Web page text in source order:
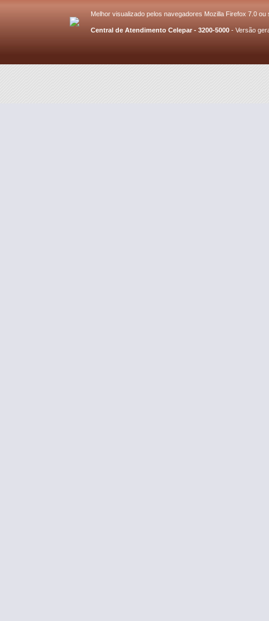
Melhor visualizado pelos navegadores Mozilla Firefox 7.0
Central de Atendimento Celepar - 3200-5000 - Versão